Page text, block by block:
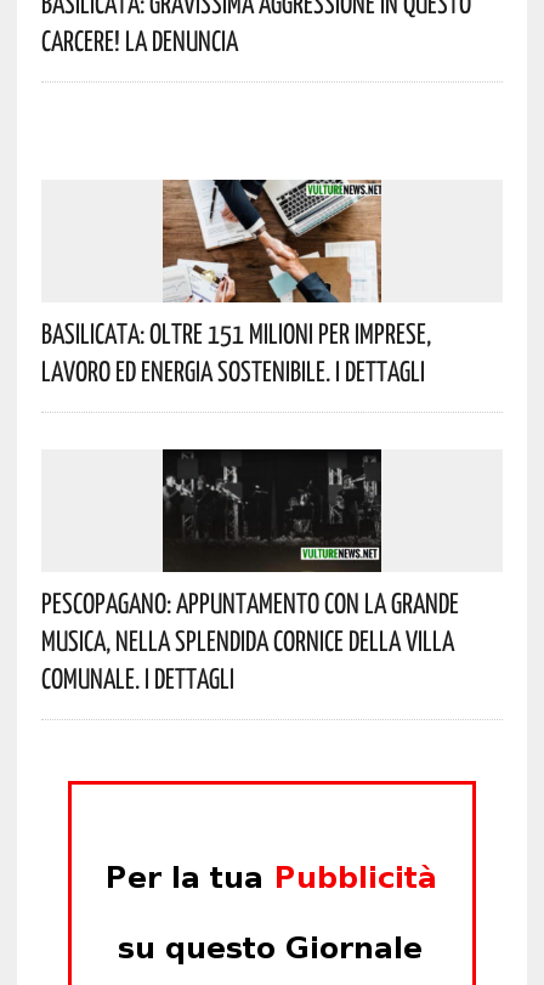
Carcere! La Denuncia
Basilicata: Oltre 151 Milioni Per Imprese,
Lavoro Ed Energia Sostenibile. I Dettagli
Pescopagano: Appuntamento Con La Grande
Musica, Nella Splendida Cornice Della Villa
Comunale. I Dettagli